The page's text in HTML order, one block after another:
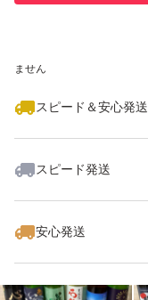
ません
スピード＆安心発送
スピード発送
安心発送